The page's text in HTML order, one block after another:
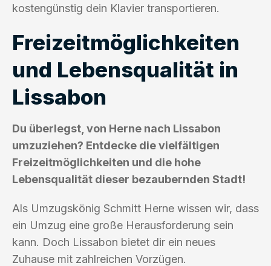
kostengünstig dein Klavier transportieren.
Freizeitmöglichkeiten
und Lebensqualität in
Lissabon
Du überlegst, von Herne nach Lissabon
umzuziehen? Entdecke die vielfältigen
Freizeitmöglichkeiten und die hohe
Lebensqualität dieser bezaubernden Stadt!
Als Umzugskönig Schmitt Herne wissen wir, dass
ein Umzug eine große Herausforderung sein
kann. Doch Lissabon bietet dir ein neues
Zuhause mit zahlreichen Vorzügen.